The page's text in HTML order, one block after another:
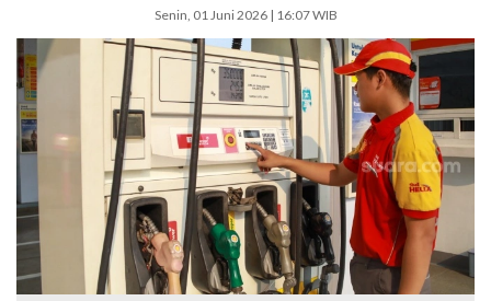
Senin, 01 Juni 2026 | 16:07 WIB